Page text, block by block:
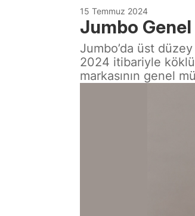
15 Temmuz 2024
Jumbo
Jumbo’da üst
2024 itibariyle
markasının genel